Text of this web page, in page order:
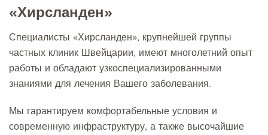
«Хирсланден»
Специалисты «Хирсланден», крупнейшей группы
частных клиник Швейцарии, имеют многолетний опыт
работы и обладают узкоспециализированными
знаниями для лечения Вашего заболевания.
Мы гарантируем комфортабельные условия и
современную инфраструктуру, а также высочайшие